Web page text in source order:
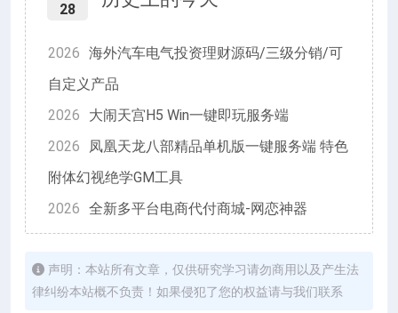
28
2026 海外汽车电气投资理财源码/三级分销/可
自定义产品
2026
大闹天宫H5 Win一键即玩服务端
2026
凤凰天龙八部精品单机版一键服务端 特色
附体幻视绝学GM工具
2026 全新多平台电商代付商城-网恋神器
声明：本站所有文章，仅供研究学习请勿商用以及产生法
律纠纷本站概不负责！如果侵犯了您的权益请与我们联系